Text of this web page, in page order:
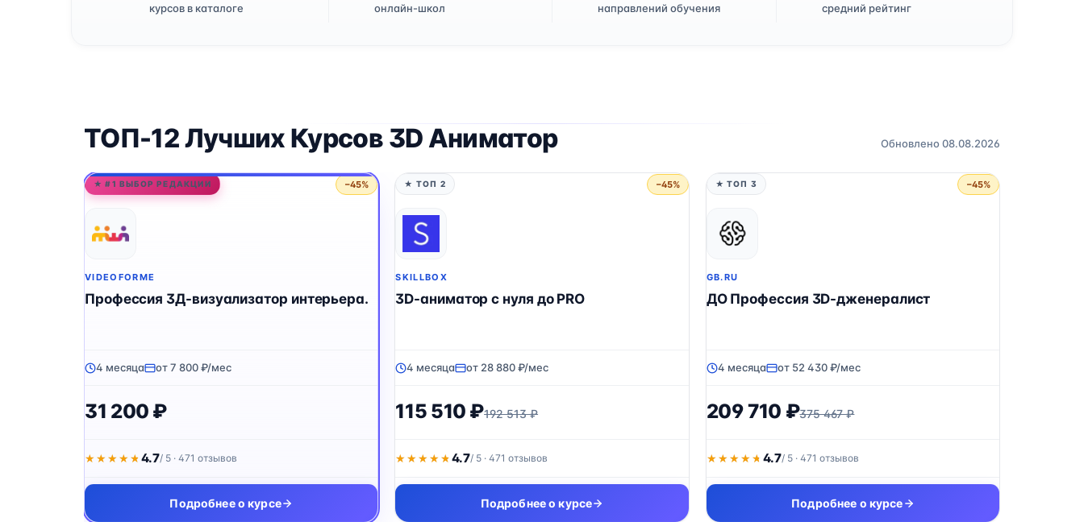
курсов в каталоге онлайн-школ направлений обучения средний рейтинг
ТОП-12 Лучших Курсов 3D Аниматор Обновлено 08.08.2026
★ #1 ВЫБОР РЕДАКЦИИ −45%
VIDEOFORME
Профессия 3Д-визуализатор интерьера.
4 месяца от 7 800 ₽/мес
31 200 ₽
★★★★★
★★★★★ 4.7/ 5 · 471 отзывов
Подробнее о курсе
★ ТОП 2 −45%
SKILLBOX
3D-аниматор с нуля до PRO
4 месяца от 28 880 ₽/мес
115 510 ₽192 513 ₽
★★★★★
★★★★★4.7/ 5 · 471 отзывов
Подробнее о курсе
★ ТОП 3 −45%
GB.RU
ДО Профессия 3D-дженералист
4 месяца от 52 430 ₽/мес
209 710 ₽375 467 ₽
★★★★★
★★★★★ 4.7/ 5 · 471 отзывов
Подробнее о курсе